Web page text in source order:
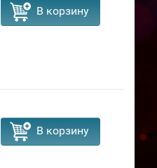
В корзину
В корзину